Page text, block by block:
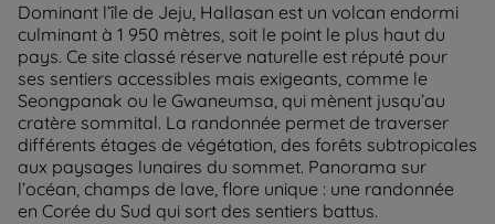
Dominant l’île de Jeju, Hallasan est un volcan endormi
culminant à 1 950 mètres, soit le point le plus haut du
pays. Ce site classé réserve naturelle est réputé pour
ses sentiers accessibles mais exigeants, comme le
Seongpanak ou le Gwaneumsa, qui mènent jusqu’au
cratère sommital. La randonnée permet de traverser
différents étages de végétation, des forêts subtropicales
aux paysages lunaires du sommet. Panorama sur
l’océan, champs de lave, flore unique : une randonnée
en Corée du Sud qui sort des sentiers battus.